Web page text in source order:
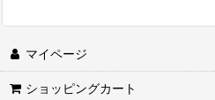
マイページ
ショッピングカート